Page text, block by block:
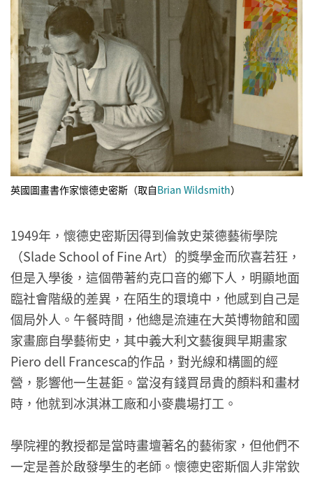
英國圖畫書作家懷德史密斯（取自Brian Wildsmith）
1949年，懷德史密斯因得到倫敦史萊德藝術學院
（Slade School of Fine Art）的獎學金而欣喜若狂，
但是入學後，這個帶著約克口音的鄉下人，明顯地面
臨社會階級的差異，在陌生的環境中，他感到自己是
個局外人。午餐時間，他總是流連在大英博物館和國
家畫廊自學藝術史，其中義大利文藝復興早期畫家
Piero dell Francesca的作品，對光線和構圖的經
營，影響他一生甚鉅。當沒有錢買昂貴的顏料和畫材
時，他就到冰淇淋工廠和小麥農場打工。
學院裡的教授都是當時畫壇著名的藝術家，但他們不
一定是善於啟發學生的老師。懷德史密斯個人非常欽